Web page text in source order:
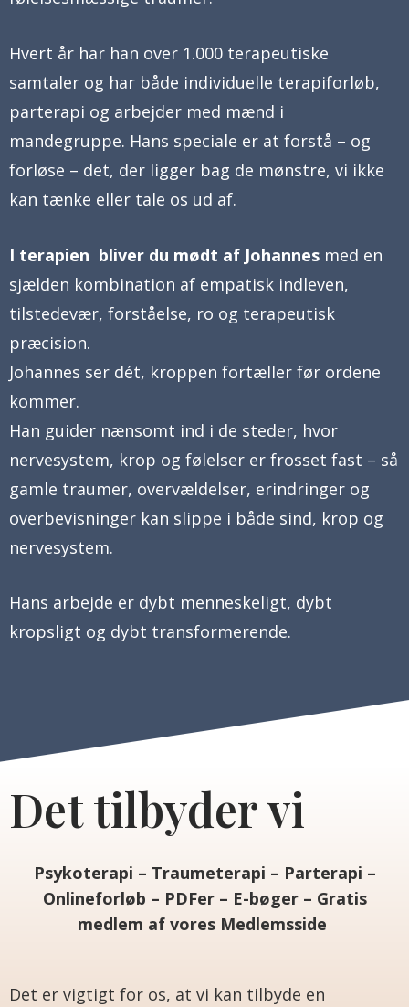
Hvert år har han over 1.000 terapeutiske
samtaler og har både individuelle terapiforløb,
parterapi og arbejder med mænd i
mandegruppe. Hans speciale er at forstå – og
forløse – det, der ligger bag de mønstre, vi ikke
kan tænke eller tale os ud af.
I terapien bliver du mødt af Johannes med en
sjælden kombination af empatisk indleven,
tilstedevær, forståelse, ro og terapeutisk
præcision.
Johannes ser dét, kroppen fortæller før ordene
kommer.
Han guider nænsomt ind i de steder, hvor
nervesystem, krop og følelser er frosset fast – så
gamle traumer, overvældelser, erindringer og
overbevisninger kan slippe i både sind, krop og
nervesystem.
Hans arbejde er dybt menneskeligt, dybt
kropsligt og dybt transformerende.
Det tilbyder vi
Psykoterapi – Traumeterapi – Parterapi –
Onlineforløb – PDFer – E-bøger – Gratis
medlem af vores Medlemsside
Det er vigtigt for os, at vi kan tilbyde en